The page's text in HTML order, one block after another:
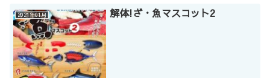
2021年01月 解体!ざ・魚マスコット2